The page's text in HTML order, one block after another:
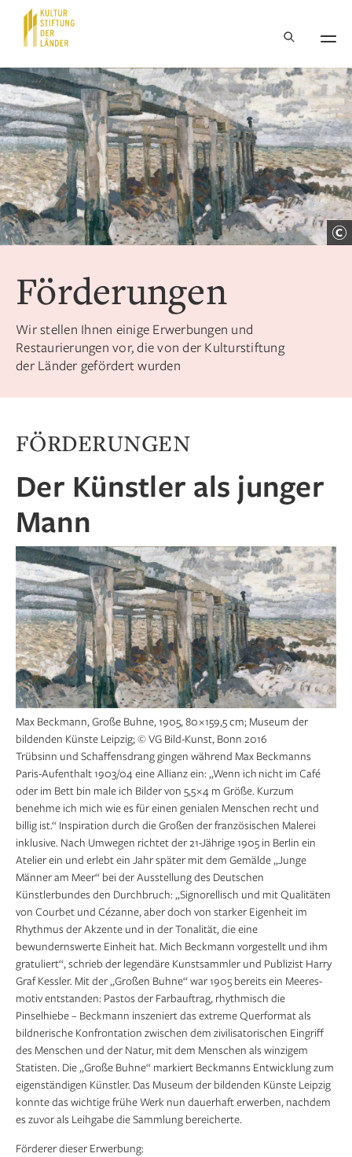
Hauptnavigation
Förderungen
Wir stellen Ihnen einige Erwerbungen und
Restaurierungen vor, die von der Kulturstiftung
der Länder gefördert wurden
FÖRDERUNGEN
Der Künstler als junger
Mann
Max Beckmann, Große Buhne, 1905, 80 × 159,5 cm; Museum der
bildenden Künste Leipzig; © VG Bild-Kunst, Bonn 2016
Trübsinn und Schaffensdrang gingen während Max Beckmanns
Paris-Aufenthalt 1903/04 eine Allianz ein: „Wenn ich nicht im Café
oder im Bett bin male ich Bilder von 5,5 × 4 m Größe. Kurzum
benehme ich mich wie es für einen ge­nialen Menschen recht und
billig ist.“ Inspiration durch die Großen der französischen Malerei
inklusive. Nach Umwegen richtet der 21-Jährige 1905 in Berlin ein
Atelier ein und erlebt ein Jahr später mit dem Gemälde „Junge
Männer am Meer“ bei der Ausstellung des Deutschen
Künstlerbundes den Durchbruch: „Signorellisch und mit Qualitäten
von Courbet und Cézanne, aber doch von starker Eigenheit im
Rhythmus der Akzente und in der Tonalität, die eine
bewundernswerte Einheit hat. Mich Beckmann vorgestellt und ihm
gratuliert“, schrieb der legendäre Kunstsammler und Publizist Harry
Graf Kessler. Mit der „Großen Buhne“ war 1905 bereits ein Meeres­
motiv entstanden: Pastos der Farbauftrag, rhythmisch die
Pinselhiebe – Beckmann inszeniert das extreme Querformat als
bildnerische Konfrontation zwischen dem zivilisatorischen Eingriff
des Menschen und der Natur, mit dem Menschen als winzigem
Statisten. Die „Große Buhne“ markiert Beckmanns Entwicklung zum
eigenständigen Künstler. Das Museum der bildenden Künste Leipzig
konnte das wichtige frühe Werk nun dauerhaft erwerben, nachdem
es zuvor als Leihgabe die Sammlung bereicherte.
Förderer dieser Erwerbung: